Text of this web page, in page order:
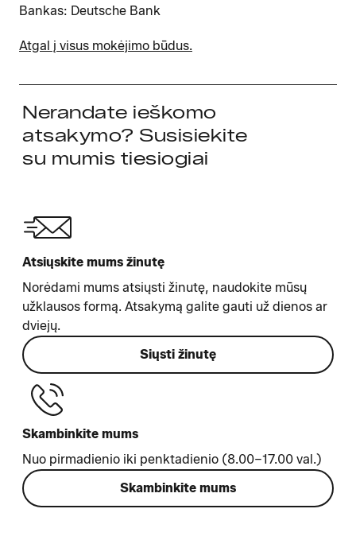
Bankas: Deutsche Bank
Atgal į visus mokėjimo būdus.
Nerandate ieškomo
atsakymo? Susisiekite
su mumis tiesiogiai
Atsiųskite mums žinutę
Norėdami mums atsiųsti žinutę, naudokite mūsų
užklausos formą. Atsakymą galite gauti už dienos ar
dviejų.
Siųsti žinutę
Skambinkite mums
Nuo pirmadienio iki penktadienio (8.00–17.00 val.)
Skambinkite mums